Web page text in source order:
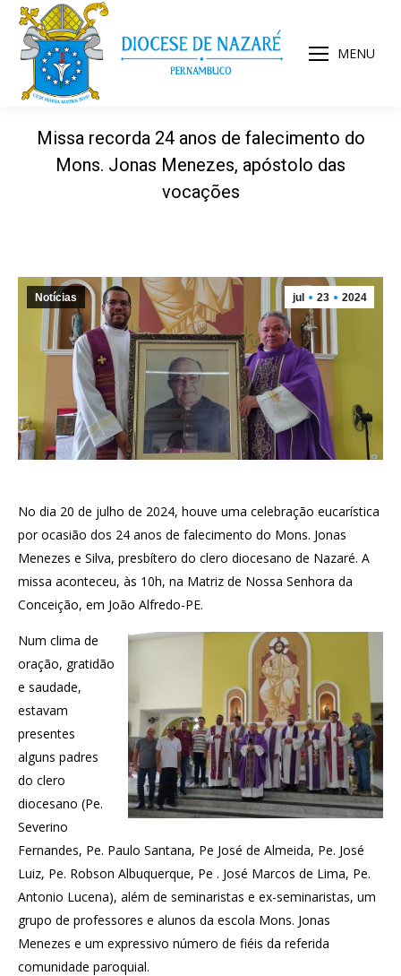
MENU
Missa recorda 24 anos de falecimento do
Mons. Jonas Menezes, apóstolo das
vocações
jul 23 2024
Notícias
No dia 20 de julho de 2024, houve uma celebração eucarística
por ocasião dos 24 anos de falecimento do Mons. Jonas
Menezes e Silva, presbítero do clero diocesano de Nazaré. A
missa aconteceu, às 10h, na Matriz de Nossa Senhora da
Conceição, em João Alfredo-PE.
Num clima de
oração, gratidão
e saudade,
estavam
presentes
alguns padres
do clero
diocesano (Pe.
Severino
Fernandes, Pe. Paulo Santana, Pe José de Almeida, Pe. José
Luiz, Pe. Robson Albuquerque, Pe . José Marcos de Lima, Pe.
Antonio Lucena), além de seminaristas e ex-seminaristas, um
grupo de professores e alunos da escola Mons. Jonas
Menezes e um expressivo número de fiéis da referida
comunidade paroquial.